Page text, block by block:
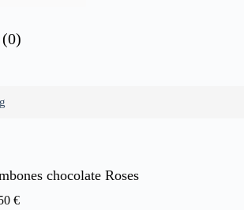
chocolate Roses
€